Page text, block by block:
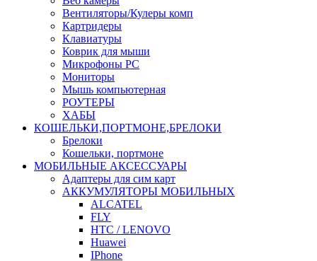
Вентиляторы/Кулеры комп
Картридеры
Клавиатуры
Коврик для мыши
Микрофоны PC
Мониторы
Мышь компьютерная
РОУТЕРЫ
ХАБЫ
КОШЕЛЬКИ,ПОРТМОНЕ,БРЕЛОКИ
Брелоки
Кошельки, портмоне
МОБИЛЬНЫЕ АКСЕССУАРЫ
Адаптеры для сим карт
АККУМУЛЯТОРЫ МОБИЛЬНЫХ
ALCATEL
FLY
HTC / LENOVO
Huawei
IPhone